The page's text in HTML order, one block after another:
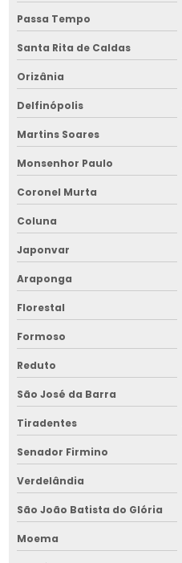
Passa Tempo
Santa Rita de Caldas
Orizânia
Delfinópolis
Martins Soares
Monsenhor Paulo
Coronel Murta
Coluna
Japonvar
Araponga
Florestal
Formoso
Reduto
São José da Barra
Tiradentes
Senador Firmino
Verdelândia
São João Batista do Glória
Moema